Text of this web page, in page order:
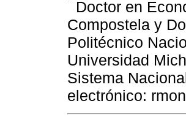
Doctor en
Compostela y
Politécnico
Universidad
Sistema
electrónico: